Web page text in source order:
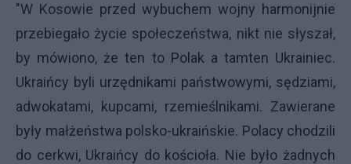
"W Kosowie przed wybuchem wojny harmonijnie
przebiegało życie społeczeństwa, nikt nie słyszał,
by mówiono, że ten to Polak a tamten Ukrainiec.
Ukraińcy byli urzędnikami państwowymi, sędziami,
adwokatami, kupcami, rzemieślnikami. Zawierane
były małżeństwa polsko-ukraińskie. Polacy chodzili
do cerkwi, Ukraińcy do kościoła. Nie było żadnych